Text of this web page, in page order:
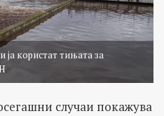
ја користат тињата за
случаи покажува